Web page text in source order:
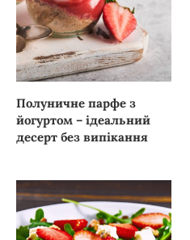
Полуничне парфе з
йогуртом – ідеальний
десерт без випікання